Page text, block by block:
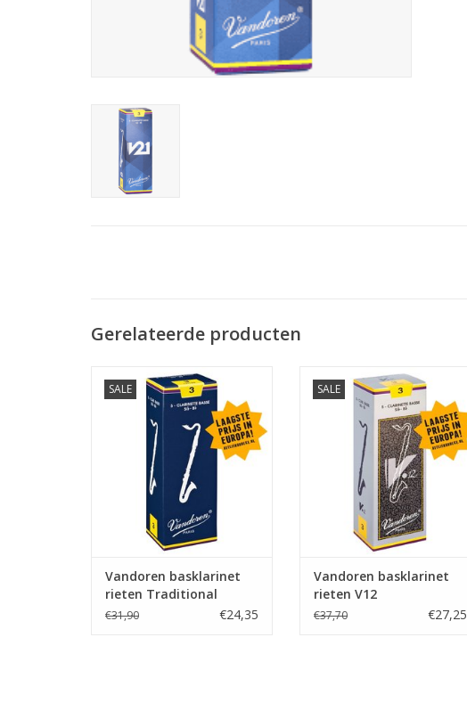
Gerelateerde producten
SALE
Vandoren basklarinet rieten
Traditional
Vandoren basklarinet
rieten Traditional
€31,90 €24,35
SALE
Vandoren basklarinet rieten V12
Vandoren basklarinet
rieten V12
€37,70 €27,25